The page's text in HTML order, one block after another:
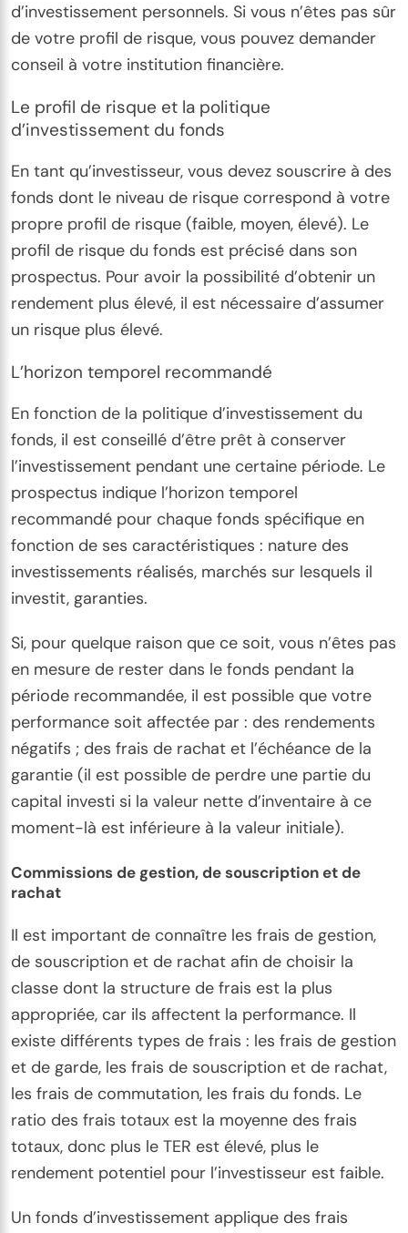
d’investissement personnels. Si vous n’êtes pas sûr
de votre profil de risque, vous pouvez demander
conseil à votre institution financière.
Le profil de risque et la politique
d’investissement du fonds
En tant qu’investisseur, vous devez souscrire à des
fonds dont le niveau de risque correspond à votre
propre profil de risque (faible, moyen, élevé). Le
profil de risque du fonds est précisé dans son
prospectus. Pour avoir la possibilité d’obtenir un
rendement plus élevé, il est nécessaire d’assumer
un risque plus élevé.
L’horizon temporel recommandé
En fonction de la politique d’investissement du
fonds, il est conseillé d’être prêt à conserver
l’investissement pendant une certaine période. Le
prospectus indique l’horizon temporel
recommandé pour chaque fonds spécifique en
fonction de ses caractéristiques : nature des
investissements réalisés, marchés sur lesquels il
investit, garanties.
Si, pour quelque raison que ce soit, vous n’êtes pas
en mesure de rester dans le fonds pendant la
période recommandée, il est possible que votre
performance soit affectée par : des rendements
négatifs ; des frais de rachat et l’échéance de la
garantie (il est possible de perdre une partie du
capital investi si la valeur nette d’inventaire à ce
moment-là est inférieure à la valeur initiale).
Commissions de gestion, de souscription et de
rachat
Il est important de connaître les frais de gestion,
de souscription et de rachat afin de choisir la
classe dont la structure de frais est la plus
appropriée, car ils affectent la performance. Il
existe différents types de frais : les frais de gestion
et de garde, les frais de souscription et de rachat,
les frais de commutation, les frais du fonds. Le
ratio des frais totaux est la moyenne des frais
totaux, donc plus le TER est élevé, plus le
rendement potentiel pour l’investisseur est faible.
Un fonds d’investissement applique des frais